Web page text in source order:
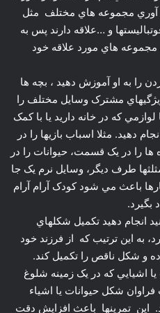
مشترک وسايل مختلف را
که در خانه داريد يا با کمک
دهيد. مثلا اسباب بازيها را در
ها را در يک قسمت، حيوانات را در
طرف ديگر، وسايل نرم يک جا
باعث مي شود کودک آرام آرام
انجام دهيد تکميل شکلهاي
به اين ترتيب که از فرزند خود
و شکل ناقص را تکميل کند.
يا اشيايي که در يک زمينه شلوغ
شکل حيوانات يا اشياء
اين تمرينها باعث افزايش دقت
احتمال اينکه فرزندتان در
کمتر مي شود.
با فرزند خود بازي کنم؟
و مدت زماني که پسرتان در
اگر خانه دار هستيد و مي